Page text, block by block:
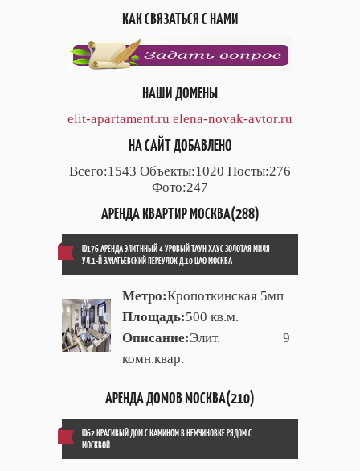
КАК СВЯЗАТЬСЯ С НАМИ
НАШИ ДОМЕНЫ
elit-apartament.ru elena-novak-avtor.ru
НА САЙТ ДОБАВЛЕНО
Всего:1543 Объекты:1020 Посты:276
Фото:247
АРЕНДА КВАРТИР МОСКВА(288)
ID176 АРЕНДА ЭЛИТННЫЙ 4 УРОВЫЙ ТАУН ХАУС ЗОЛОТАЯ МИЛЯ
УЛ.1-Й ЗАЧАТЬЕВСКИЙ ПЕРЕУЛОК Д.10 ЦАО МОСКВА
Метро:Кропоткинская 5мп
Площадь:500 кв.м.
Описание:Элит. 9
комн.квар.
АРЕНДА ДОМОВ МОСКВА(210)
ID62 КРАСИВЫЙ ДОМ С КАМИНОМ В НЕМЧИНОВКЕ РЯДОМ С
МОСКВОЙ